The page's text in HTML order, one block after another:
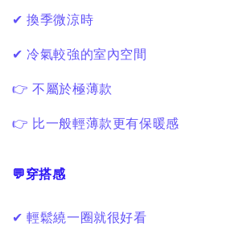
✔ 換季微涼時
✔ 冷氣較強的室內空間
👉 不屬於極薄款
👉 比一般輕薄款更有保暖感
💬穿搭感
✔ 輕鬆繞一圈就很好看